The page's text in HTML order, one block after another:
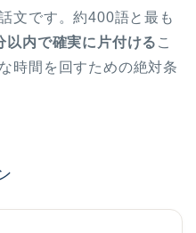
文です。約400語と最も
以内で確実に片付ける こ
時間を回すための絶対条